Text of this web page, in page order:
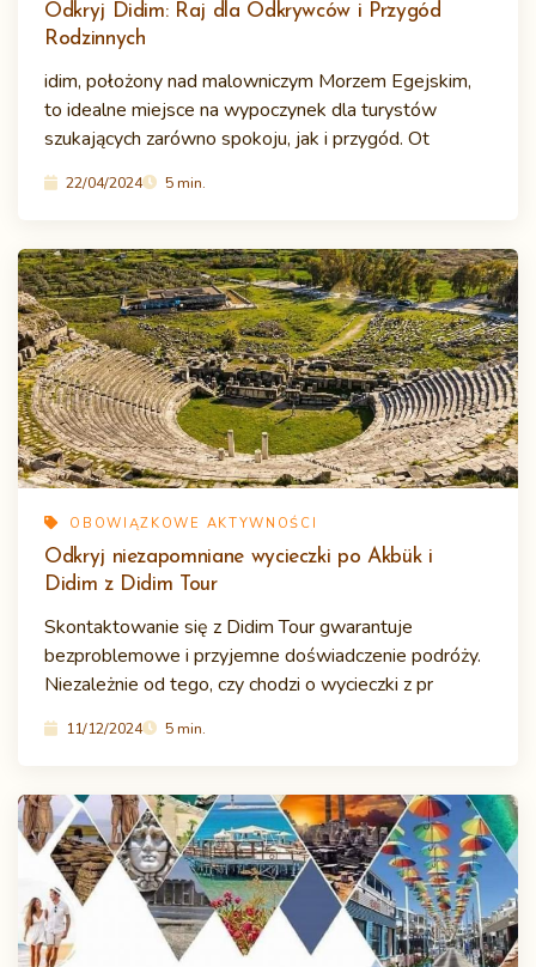
Odkryj Didim: Raj dla Odkrywców i Przygód
Rodzinnych
idim, położony nad malowniczym Morzem Egejskim,
to idealne miejsce na wypoczynek dla turystów
szukających zarówno spokoju, jak i przygód. Ot
22/04/2024 5 min.
OBOWIĄZKOWE AKTYWNOŚCI
Odkryj niezapomniane wycieczki po Akbük i
Didim z Didim Tour
Skontaktowanie się z Didim Tour gwarantuje
bezproblemowe i przyjemne doświadczenie podróży.
Niezależnie od tego, czy chodzi o wycieczki z pr
11/12/2024 5 min.